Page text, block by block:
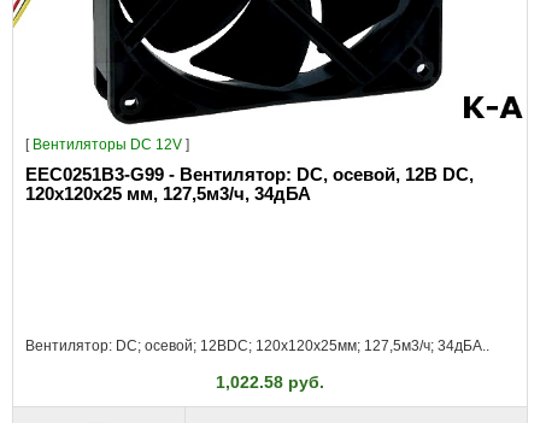
[ Вентиляторы DC 12V ]
EEC0251B3-G99 - Вентилятор: DC, осевой, 12В DC,
120x120x25 мм, 127,5м3/ч, 34дБА
Вентилятор: DC; осевой; 12ВDC; 120x120x25мм; 127,5м3/ч; 34дБА..
1,022.58 руб.